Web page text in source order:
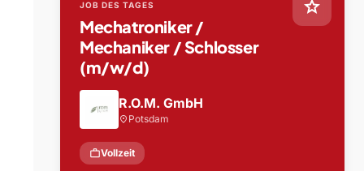
star
JOB DES TAGES
Mechatroniker /
Mechaniker / Schlosser
(m/w/d)
R.O.M. GmbH
location_on Potsdam
workVollzeit